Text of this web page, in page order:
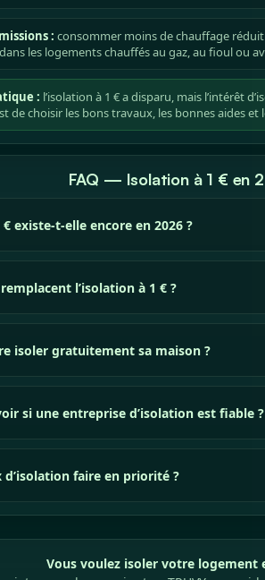
: consommer moins de chauffage
dans les logements chauffés au gaz, au fioul ou
: l’isolation à 1 € a disparu, mais l’intérêt
de choisir les bons travaux, les bonnes aides et
FAQ — Isolation à 1 € en
€ existe-t-elle encore en 2026 ?
l’isolation à 1 € ?
isoler gratuitement sa maison ?
si une entreprise d’isolation est fiable ?
d’isolation faire en priorité ?
Vous voulez isoler votre logement